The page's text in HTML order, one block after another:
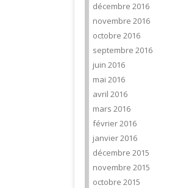
décembre 2016
novembre 2016
octobre 2016
septembre 2016
juin 2016
mai 2016
avril 2016
mars 2016
février 2016
janvier 2016
décembre 2015
novembre 2015
octobre 2015